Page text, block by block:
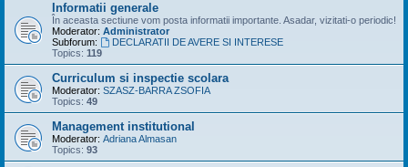
Informatii generale
În aceasta sectiune vom posta informatii importante. Asadar, vizitati-o periodic!
Moderator: Administrator
Subforum:
DECLARATII DE AVERE SI INTERESE
Topics: 119
Curriculum si inspectie scolara
Moderator: SZASZ-BARRA ZSOFIA
Topics: 49
Management institutional
Moderator: Adriana Almasan
Topics: 93